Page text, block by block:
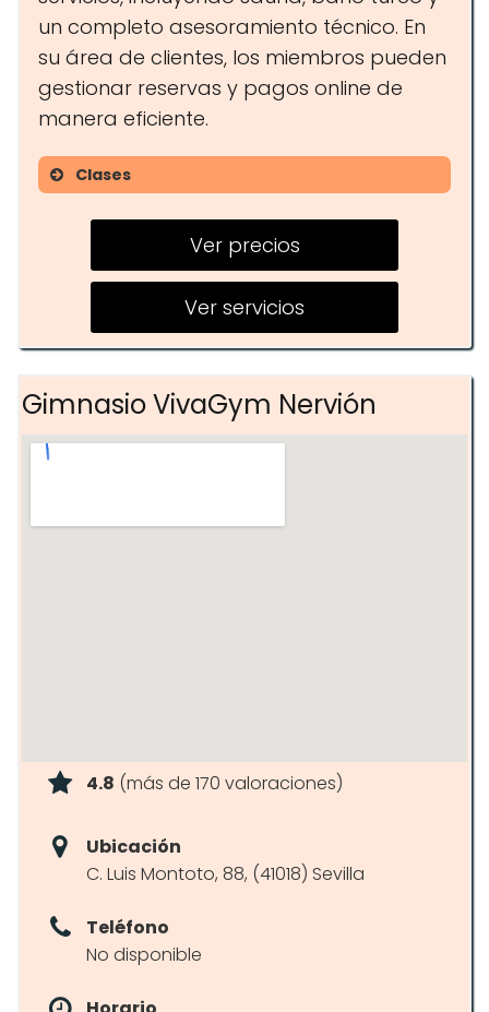
un completo asesoramiento técnico. En
su área de clientes, los miembros pueden
gestionar reservas y pagos online de
manera eficiente.
Clases
Entrenamiento funcional
Clases de cycling
Actividades dirigidas
Ver precios
Ver servicios
Gimnasio VivaGym Nervión
4.8 (más de 170 valoraciones)
Ubicación
C. Luis Montoto, 88, (41018) Sevilla
Teléfono
No disponible